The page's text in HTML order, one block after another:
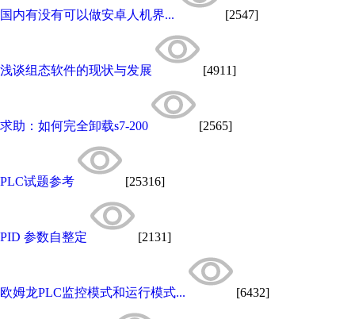
国内有没有可以做安卓人机界... [2547]
浅谈组态软件的现状与发展 [4911]
求助：如何完全卸载s7-200 [2565]
PLC试题参考 [25316]
PID 参数自整定 [2131]
欧姆龙PLC监控模式和运行模式... [6432]